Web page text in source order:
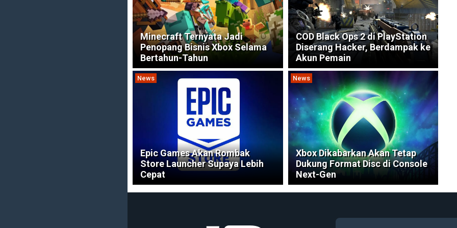
Minecraft Ternyata Jadi
Penopang Bisnis Xbox Selama
Bertahun-Tahun
COD Black Ops 2 di PlayStation
Diserang Hacker, Berdampak ke
Akun Pemain
News
Epic Games Akan Rombak
Store Launcher Supaya Lebih
Cepat
News
Xbox Dikabarkan Akan Tetap
Dukung Format Disc di Console
Next-Gen